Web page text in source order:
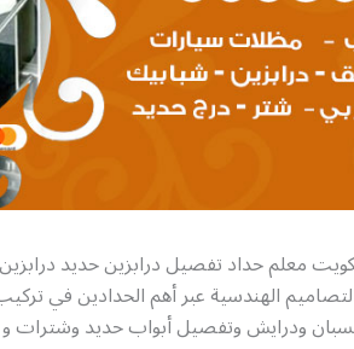
معلم حداد تفصيل درابزين حديد
الهندسية عبر أهم الحدادين في
ودرايش وتفصيل أبواب حديد وشترات